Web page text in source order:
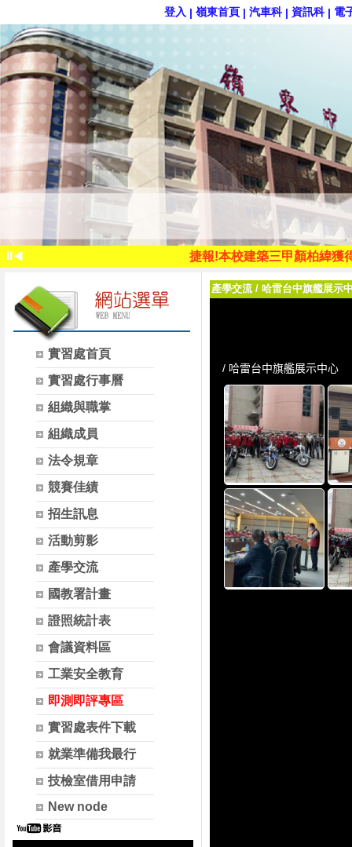
登入 | 嶺東首頁 | 汽車科| 資訊科| 電
⏸◀
捷報 ! 本校觀光科陳盈蓁同學參加110
捷報 ! 本校汽車科李嘉全同學參加
捷報 ! 本校汽車科王冠傑同學參加
捷報!本校建築三甲顏柏緯獲
捷報!本校建築三甲李秉
捷報!本校建築一乙謝宗翰獲得第51
捷報!本校建築三甲顏柏緯獲
捷報!本校汽車二甲李嘉全獲
捷報!本校汽車二甲王冠傑獲
捷報 ! 本校多媒科陳柄旭同學參加
捷報 ! 本校國貿科楊詠晨同學參加
捷報 ! 本校觀光科林佳萱同學參加
捷報 ! 本校多媒科趙德安同學參加
捷報 ! 本校汽車科張旻濱同學參加
捷報 ! 本校建築科林柏璋同學參加
捷報 ! 本校建築科陳秉祺同學參加
捷報 ! 本校建築科李秉紘同學參加
捷報 ! 本校建築科范庭瑄同學參加
實習處首頁
實習處行事曆
組織與職掌
組織成員
法令規章
競賽佳績
招生訊息
活動剪影
產學交流
國教署計畫
證照統計表
會議資料區
工業安全教育
即測即評專區
實習處表件下載
就業準備我最行
技檢室借用申請
New node
產學交流/ 哈雷台中旗艦展示